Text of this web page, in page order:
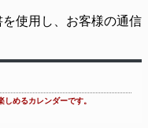
を使用し、お客様の通信
めるカレンダーです。